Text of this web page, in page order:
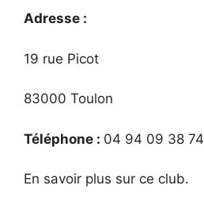
Adresse :
19 rue Picot
83000 Toulon
Téléphone : 04 94 09 38 74
En savoir plus sur ce club.